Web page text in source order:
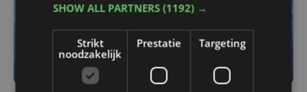
SHOW ALL PARTNERS(1192) →
Strikt
noodzakelijk
Prestatie Targeting